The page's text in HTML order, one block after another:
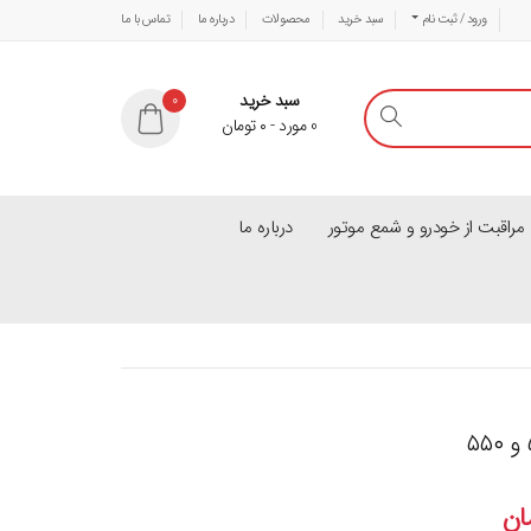
ورود / ثبت نام سبد خرید محصولات درباره ما تماس با ما
0
سبد خرید
0مورد-۰ تومان
از خودرو و شمع موتور درباره ما